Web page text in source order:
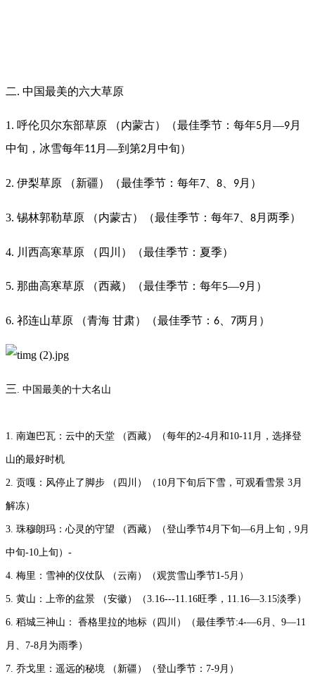
二. 中国最美的六大草原
1. 呼伦贝尔东部草原 （内蒙古）（最佳季节：每年5月—9月
中旬，冰雪每年11月—到第2月中旬）
2. 伊梨草原 （新疆）（最佳季节：每年7 8 9月）
3. 锡林郭勒草原 （内蒙古）（最佳季节：每年7 8月两季）
4. 川西高寒草原 （四川）（最佳季节：夏季）
5. 那曲高寒草原 （西藏）（最佳季节：每年5—9月）
6. 祁连山草原 （青海 甘肃）（最佳季节： 6 7两月）
三. 中国最美的十大名山
1. 南迦巴瓦：云中的天堂 （西藏）（每年的2-4月和10-11月，选择登
山的最好时机
2. 贡嘎：风停止了脚步 （四川）（10月下旬后下雪，可观看雪景 3月
解冻）
3. 珠穆朗玛：心灵的守望 （西藏）（登山季节4月下旬—6月上旬，9月
中旬-10上旬）-
4. 梅里：雪神的仪仗队 （云南）（观赏雪山季节1-5月）
5. 黄山：上帝的盆景 （安徽）（3.16---11.16旺季，11.16—3.15淡季）
6. 稻城三神山： 香格里拉的地标（四川）（最佳季节:4-—6月、9—11
月、7-8月为雨季）
7. 乔戈里：遥远的秘境 （新疆）（登山季节：7-9月）